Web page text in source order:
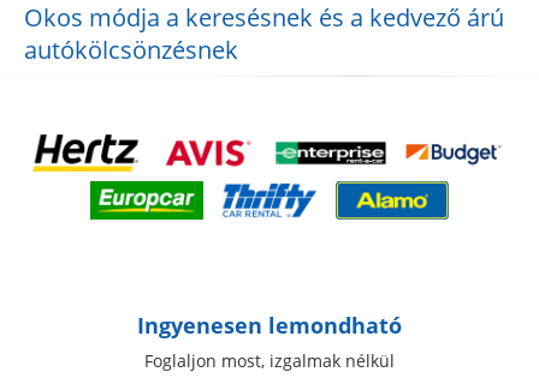
Okos módja a keresésnek és a kedvező árú
autókölcsönzésnek
Ingyenesen lemondható
Foglaljon most, izgalmak nélkül